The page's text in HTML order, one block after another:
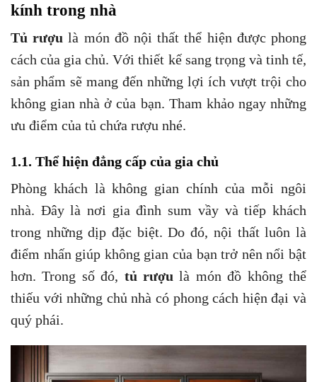
kính trong nhà
Tủ rượu là món đồ nội thất thể hiện được phong
cách của gia chủ. Với thiết kế sang trọng và tinh tế,
sản phẩm sẽ mang đến những lợi ích vượt trội cho
không gian nhà ở của bạn. Tham khảo ngay những
ưu điểm của tủ chứa rượu nhé.
1.1. Thể hiện đẳng cấp của gia chủ
Phòng khách là không gian chính của mỗi ngôi
nhà. Đây là nơi gia đình sum vầy và tiếp khách
trong những dịp đặc biệt. Do đó, nội thất luôn là
điểm nhấn giúp không gian của bạn trở nên nổi bật
hơn. Trong số đó, tủ rượulà món đồ không thể
thiếu với những chủ nhà có phong cách hiện đại và
quý phái.